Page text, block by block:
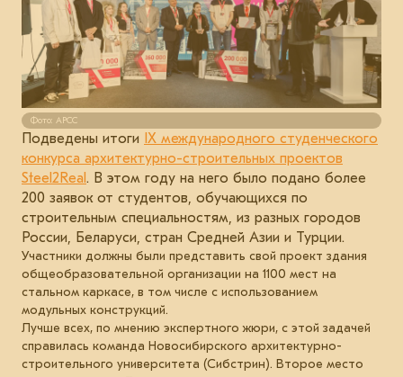
Фото: АРСС
Подведены итоги IХ международного студенческого
конкурса архитектурно-строительных проектов
Steel2Real . В этом году на него было подано более
200 заявок от студентов, обучающихся по
строительным специальностям, из разных городов
России, Беларуси, стран Средней Азии и Турции.
Участники должны были представить свой проект здания
общеобразовательной организации на 1100 мест на
стальном каркасе, в том числе с использованием
модульных конструкций.
Лучше всех, по мнению экспертного жюри, с этой задачей
справилась команда Новосибирского архитектурно-
строительного университета (Сибстрин). Второе место